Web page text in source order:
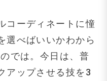
コーディネートに憧
選べばいいかわから
では。今日は、普
アップさせる技を3